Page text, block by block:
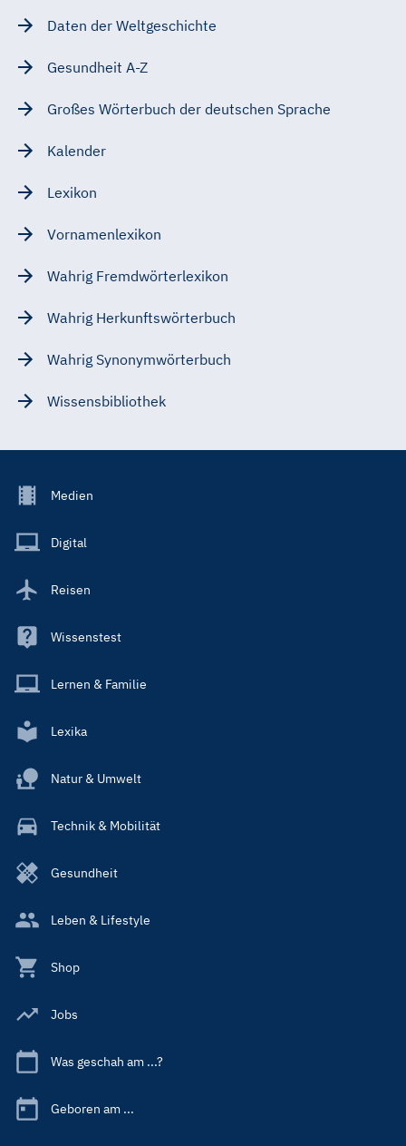
Daten der Weltgeschichte
Gesundheit A-Z
Großes Wörterbuch der deutschen Sprache
Kalender
Lexikon
Vornamenlexikon
Wahrig Fremdwörterlexikon
Wahrig Herkunftswörterbuch
Wahrig Synonymwörterbuch
Wissensbibliothek
Footer
Main
Medien
Digital
Reisen
Wissenstest
Lernen & Familie
Lexika
Natur & Umwelt
Technik & Mobilität
Gesundheit
Leben & Lifestyle
Shop
Jobs
Was geschah am ...?
Geboren am ...